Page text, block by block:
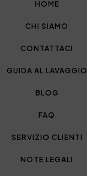
HOME
CHI SIAMO
CONTATTACI
GUIDA AL LAVAGGIO
BLOG
FAQ
SERVIZIO CLIENTI
NOTE LEGALI